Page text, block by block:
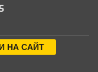
НА САЙТ